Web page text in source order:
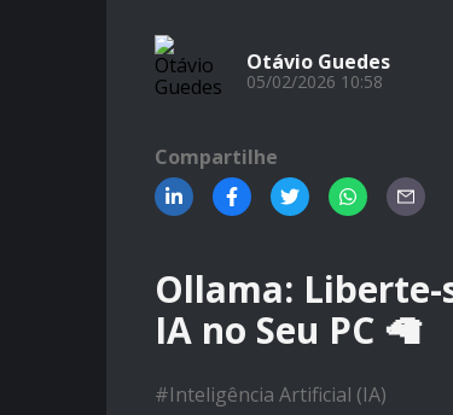
Otávio Guedes
05/02/2026 10:58
Compartilhe
Ollama: Liberte-
IA no Seu PC 🦙
#Inteligência Artificial (IA)